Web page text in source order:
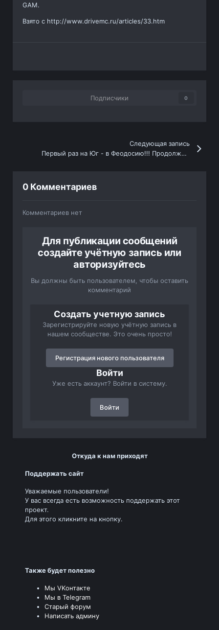
GAM.
Взято с http://www.drivemc.ru/articles/33.htm
Подписчики 0
Следующая запись
Первый раз на Юг - в Феодосию!!! Продолжение.
0 Комментариев
Комментариев нет
Для публикации сообщений
создайте учётную запись или
авторизуйтесь
Вы должны быть пользователем, чтобы оставить
комментарий
Создать учетную запись
Зарегистрируйте новую учётную запись в
нашем сообществе. Это очень просто!
Регистрация нового пользователя
Войти
Уже есть аккаунт? Войти в систему.
Войти
Откуда к нам приходят
Поддержать сайт
Уважаемые пользователи!
У вас всегда есть возможность поддержать этот
проект.
Для этого кликните на кнопку.
Также будет полезно
Мы VKонтакте
Мы в Telegram
Старый форум
Написать админу